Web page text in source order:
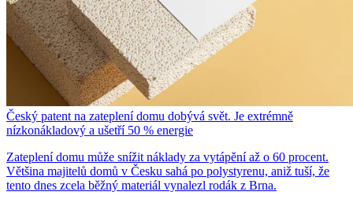
Český patent na zateplení domu dobývá svět. Je extrémně
nízkonákladový a ušetří 50 % energie
Zateplení domu může snížit náklady za vytápění až o 60 procent.
Většina majitelů domů v Česku sahá po polystyrenu, aniž tuší, že
tento dnes zcela běžný materiál vynalezl rodák z Brna.